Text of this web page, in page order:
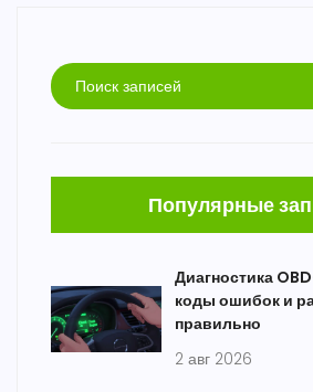
Популярные
Диагностика
коды ошибок и
правильно
2 авг 2026